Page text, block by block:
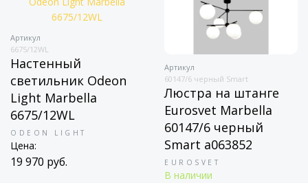
Артикул
6675/12WL
Настенный
светильник Odeon
Light Marbella
6675/12WL
ODEON LIGHT
Цена:
19 970 руб.
Артикул
60147/6 черный Smart
Люстра на штанге
Eurosvet Marbella
60147/6 черный
Smart a063852
EUROSVET
В наличии